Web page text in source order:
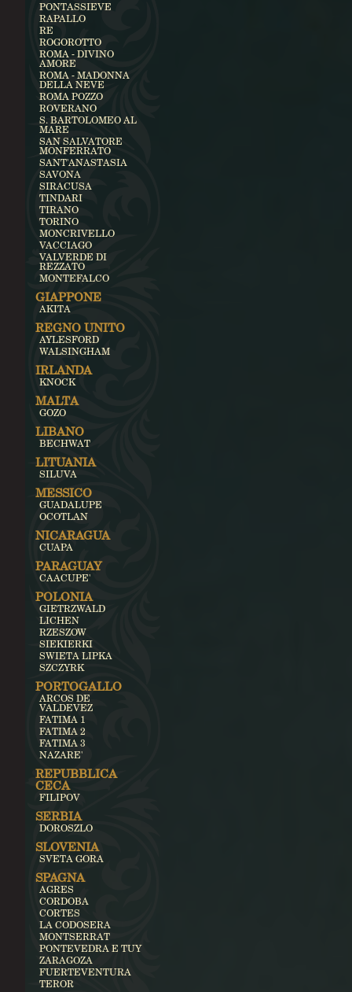
PONTASSIEVE
RAPALLO
RE
ROGOROTTO
ROMA - DIVINO
AMORE
ROMA - MADONNA
DELLA NEVE
ROMA POZZO
ROVERANO
S. BARTOLOMEO AL
MARE
SAN SALVATORE
MONFERRATO
SANT'ANASTASIA
SAVONA
SIRACUSA
TINDARI
TIRANO
TORINO
MONCRIVELLO
VACCIAGO
VALVERDE DI
REZZATO
MONTEFALCO
GIAPPONE
AKITA
REGNO UNITO
AYLESFORD
WALSINGHAM
IRLANDA
KNOCK
MALTA
GOZO
LIBANO
BECHWAT
LITUANIA
SILUVA
MESSICO
GUADALUPE
OCOTLAN
NICARAGUA
CUAPA
PARAGUAY
CAACUPE'
POLONIA
GIETRZWALD
LICHEN
RZESZOW
SIEKIERKI
SWIETA LIPKA
SZCZYRK
PORTOGALLO
ARCOS DE
VALDEVEZ
FATIMA 1
FATIMA 2
FATIMA 3
NAZARE'
REPUBBLICA
CECA
FILIPOV
SERBIA
DOROSZLO
SLOVENIA
SVETA GORA
SPAGNA
AGRES
CORDOBA
CORTES
LA CODOSERA
MONTSERRAT
PONTEVEDRA E TUY
ZARAGOZA
FUERTEVENTURA
TEROR